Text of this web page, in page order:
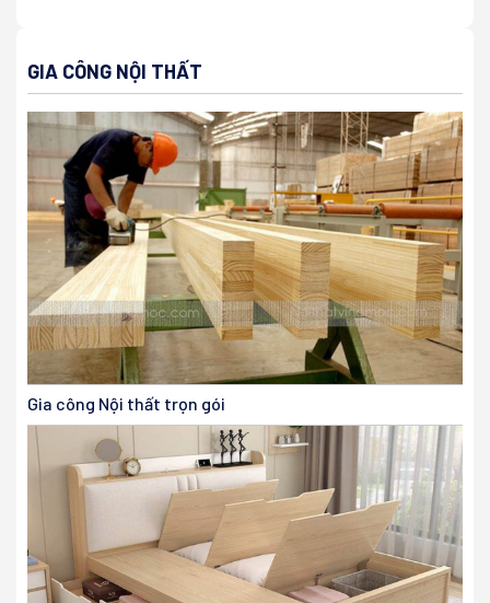
GIA CÔNG NỘI THẤT
Gia công Nội thất trọn gói